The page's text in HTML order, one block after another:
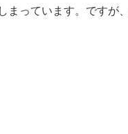
まっています。です